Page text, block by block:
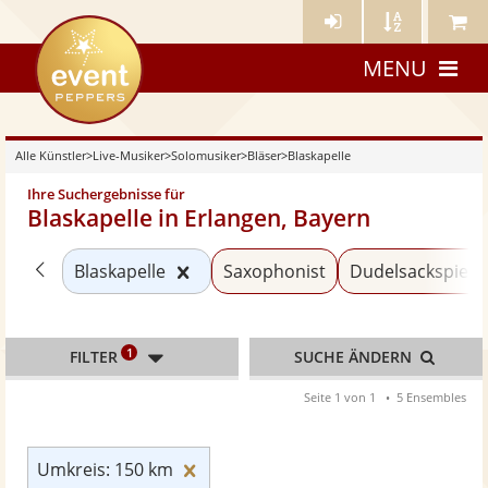
Künstler- Künstler Meine
eventpeppers
MENU
Alle Künstler>Live-Musiker>Solomusiker>Bläser>Blaskapelle
Ihre Suchergebnisse für
Blaskapelle in Erlangen, Bayern
Zurück zu «Bläser»
Blaskapelle Kategorie «Blaskapelle»
Saxophonist
Umkreis: 150 km
FILTER 1 SUCHE ÄNDERN
Seite 1 von 1 5 Ensembles